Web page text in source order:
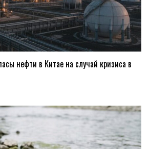
нефти в Китае на случай кризиса в